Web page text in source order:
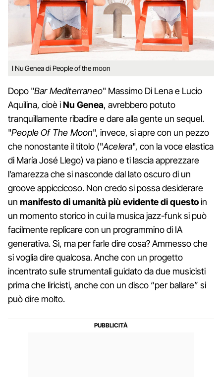
I Nu Genea di People of the moon
Dopo "Bar Mediterraneo" Massimo Di Lena e Lucio
Aquilina, cioè iNu Genea, avrebbero potuto
tranquillamente ribadire e dare alla gente un sequel.
"People Of The Moon", invece, si apre con un pezzo
che nonostante il titolo ("Acelera", con la voce elastica
di María José Llego) va piano e ti lascia apprezzare
l’amarezza che si nasconde dal lato oscuro di un
groove appiccicoso. Non credo si possa desiderare
un manifesto di umanità più evidente di questoin
un momento storico in cui la musica jazz-funk si può
facilmente replicare con un programmino di IA
generativa. Sì, ma per farle dire cosa? Ammesso che
si voglia dire qualcosa. Anche con un progetto
incentrato sulle strumentali guidato da due musicisti
prima che liricisti, anche con un disco “per ballare” si
può dire molto.